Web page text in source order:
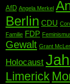
AfD Angela Merkel
Berlin CDU
Familie FDP
Gewalt Grant
Holocaust
Limerick